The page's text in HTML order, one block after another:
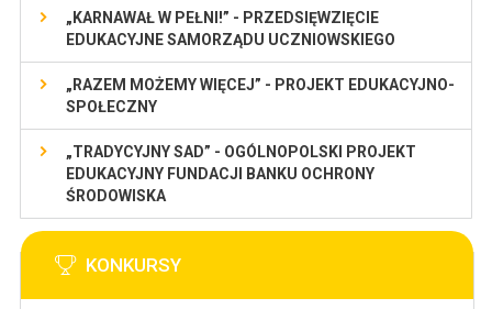
„KARNAWAŁ W PEŁNI!” - PRZEDSIĘWZIĘCIE
EDUKACYJNE SAMORZĄDU UCZNIOWSKIEGO
„RAZEM MOŻEMY WIĘCEJ” - PROJEKT EDUKACYJNO-
SPOŁECZNY
„TRADYCYJNY SAD” - OGÓLNOPOLSKI PROJEKT
EDUKACYJNY FUNDACJI BANKU OCHRONY
ŚRODOWISKA
KONKURSY